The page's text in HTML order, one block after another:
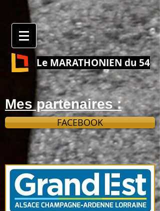
Le MARATHONIEN du 54
Mes partenaires :
FACEBOOK